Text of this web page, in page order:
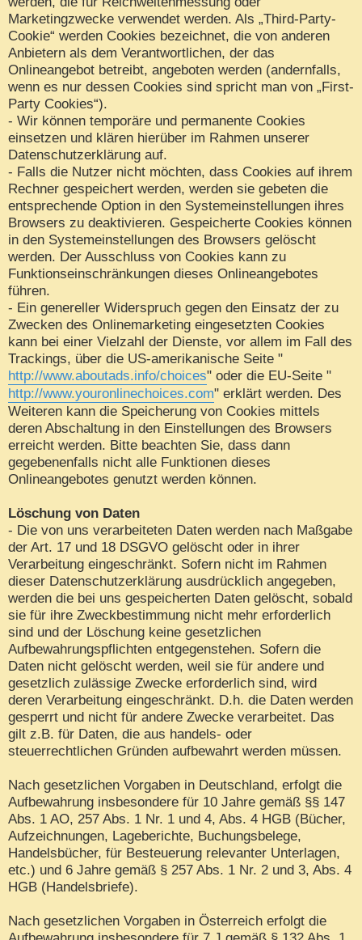
Marketingzwecke verwendet werden. Als „Third-Party-
Cookie“ werden Cookies bezeichnet, die von anderen
Anbietern als dem Verantwortlichen, der das
Onlineangebot betreibt, angeboten werden (andernfalls,
wenn es nur dessen Cookies sind spricht man von „First-
Party Cookies“).
- Wir können temporäre und permanente Cookies
einsetzen und klären hierüber im Rahmen unserer
Datenschutzerklärung auf.
- Falls die Nutzer nicht möchten, dass Cookies auf ihrem
Rechner gespeichert werden, werden sie gebeten die
entsprechende Option in den Systemeinstellungen ihres
Browsers zu deaktivieren. Gespeicherte Cookies können
in den Systemeinstellungen des Browsers gelöscht
werden. Der Ausschluss von Cookies kann zu
Funktionseinschränkungen dieses Onlineangebotes
führen.
- Ein genereller Widerspruch gegen den Einsatz der zu
Zwecken des Onlinemarketing eingesetzten Cookies
kann bei einer Vielzahl der Dienste, vor allem im Fall des
Trackings, über die US-amerikanische Seite "
http://www.aboutads.info/choices" oder die EU-Seite "
http://www.youronlinechoices.com" erklärt werden. Des
Weiteren kann die Speicherung von Cookies mittels
deren Abschaltung in den Einstellungen des Browsers
erreicht werden. Bitte beachten Sie, dass dann
gegebenenfalls nicht alle Funktionen dieses
Onlineangebotes genutzt werden können.
Löschung von Daten
- Die von uns verarbeiteten Daten werden nach Maßgabe
der Art. 17 und 18 DSGVO gelöscht oder in ihrer
Verarbeitung eingeschränkt. Sofern nicht im Rahmen
dieser Datenschutzerklärung ausdrücklich angegeben,
werden die bei uns gespeicherten Daten gelöscht, sobald
sie für ihre Zweckbestimmung nicht mehr erforderlich
sind und der Löschung keine gesetzlichen
Aufbewahrungspflichten entgegenstehen. Sofern die
Daten nicht gelöscht werden, weil sie für andere und
gesetzlich zulässige Zwecke erforderlich sind, wird
deren Verarbeitung eingeschränkt. D.h. die Daten werden
gesperrt und nicht für andere Zwecke verarbeitet. Das
gilt z.B. für Daten, die aus handels- oder
steuerrechtlichen Gründen aufbewahrt werden müssen.
Nach gesetzlichen Vorgaben in Deutschland, erfolgt die
Aufbewahrung insbesondere für 10 Jahre gemäß §§ 147
Abs. 1 AO, 257 Abs. 1 Nr. 1 und 4, Abs. 4 HGB (Bücher,
Aufzeichnungen, Lageberichte, Buchungsbelege,
Handelsbücher, für Besteuerung relevanter Unterlagen,
etc.) und 6 Jahre gemäß § 257 Abs. 1 Nr. 2 und 3, Abs. 4
HGB (Handelsbriefe).
Nach gesetzlichen Vorgaben in Österreich erfolgt die